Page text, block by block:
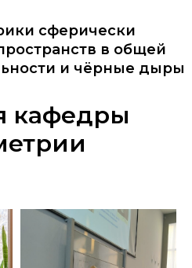
сферически
в общей
и чёрные дыры
кафедры